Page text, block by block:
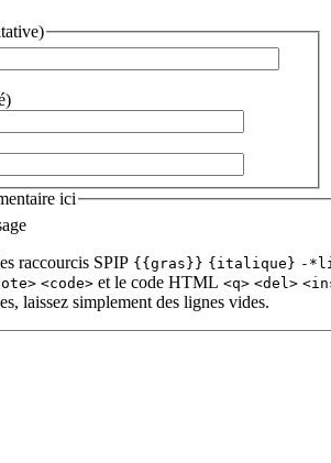
ici
raccourcis SPIP {{gras}} {italique} -
<code> et le code HTML <q> <del>
laissez simplement des lignes vides.